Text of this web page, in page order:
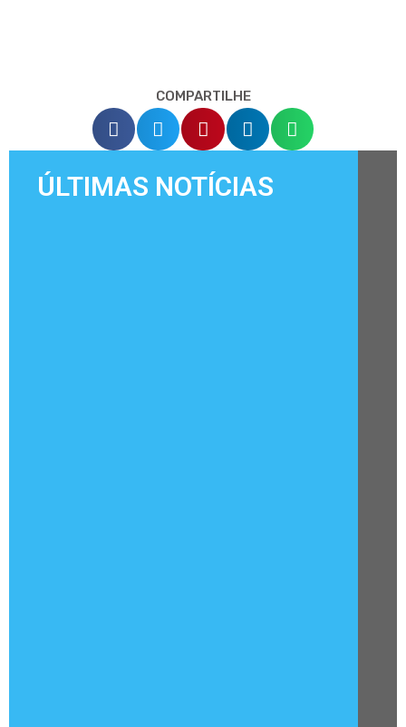
COMPARTILHE
ÚLTIMAS NOTÍCIAS